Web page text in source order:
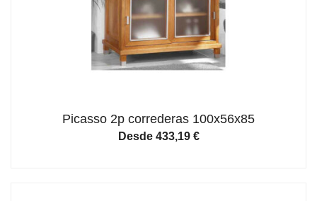
Picasso 2p correderas 100x56x85
Desde 433,19 €